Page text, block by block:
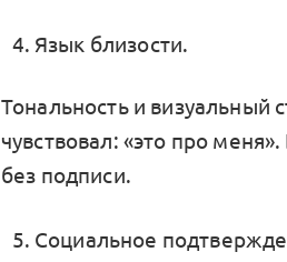
Язык близости.
Тональность и визуальный
чувствовал: «это про
без подписи.
Социальное